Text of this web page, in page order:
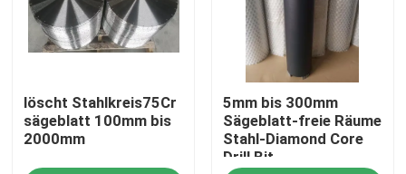
löscht Stahlkreis75Cr
sägeblatt 100mm bis
2000mm
5mm bis 300mm
Sägeblatt-freie Räume
Stahl-Diamond Core
Drill Bit